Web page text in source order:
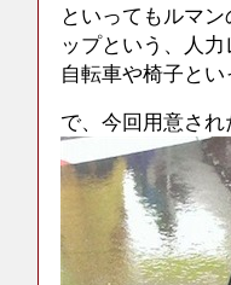
といってもルマ
ップという、人力
自転車や椅子とい
で、今回用意され